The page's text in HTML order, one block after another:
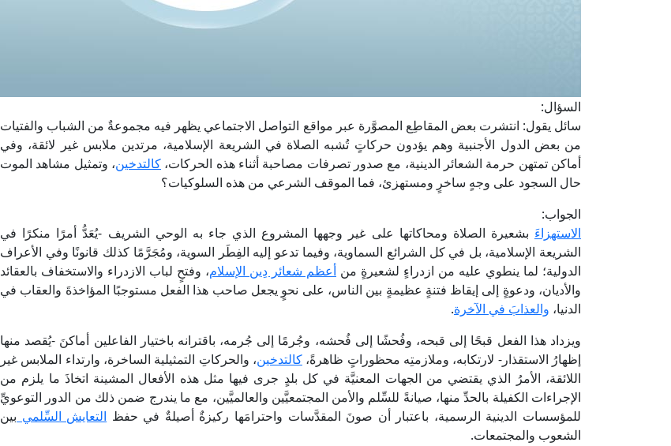
السؤال:
سائل يقول: انتشرت بعض المقاطِع المصوَّرة عبر مواقع التواصل الاجتماعي يظهر فيه مجموعةٌ من الشباب والفتيات
من بعض الدول الأجنبية وهم يؤدون حركاتٍ تُشبه الصلاة في الشريعة الإسلامية، مرتدين ملابس غير لائقة، وفي
أماكن تمتهن حرمة الشعائر الدينية، مع صدور تصرفات مصاحبة أثناء هذه الحركات، كالتدخين، وتمثيل مشاهد الموت
حال السجود على وجهٍ ساخرٍ ومستهزئ، فما الموقف الشرعي من هذه السلوكيات؟
الجواب:
الاستهزاءَ بشعيرة الصلاة ومحاكاتها على غير وجهها المشروع الذي جاء به الوحي الشريف -يُعَدُّ أمرًا منكرًا في
الشريعة الإسلامية، بل في كل الشرائع السماوية، وفيما تدعو إليه الفِطَر السوية، ومُجَرَّمًا كذلك قانونًا وفي الأعراف
الدولية؛ لما ينطوي عليه من ازدراءٍ لشعيرةٍ من أعظم شعائر دِين الإسلام، وفتحٍ لباب الازدراء والاستخفاف بالعقائد
والأديان، ودعوةٍ إلى إيقاظ فتنةٍ عظيمةٍ بين الناس، على نحوٍ يجعل صاحب هذا الفعل مستوجبًا المؤاخذةَ والعقاب في
الدنيا، والعذابَ في الآخرة.
ويزداد هذا الفعل قبحًا إلى قبحه، وفُحشًا إلى فُحشه، وجُرمًا إلى جُرمه، باقترانه باختيار الفاعلين أماكنَ -يُقصد منها
إظهارُ الاستقذار- لارتكابه، وملازمتِه محظوراتٍ ظاهرةً، كالتدخين، والحركاتِ التمثيلية الساخرة، وارتداء الملابس غير
اللائقة، الأمرُ الذي يقتضي من الجهات المعنيَّة في كل بلدٍ جرى فيها مثل هذه الأفعال المشينة اتخاذَ ما يلزم من
الإجراءات الكفيلة بالحدِّ منها، صيانةً للسِّلم والأمن المجتمعيَّين والعالميَّين، مع ما يندرج ضمن ذلك من الدور التوعويِّ
للمؤسسات الدينية الرسمية، باعتبار أن صونَ المقدَّسات واحترامَها ركيزةٌ أصيلةٌ في حفظ التعايش السِّلمي بين
الشعوب والمجتمعات.